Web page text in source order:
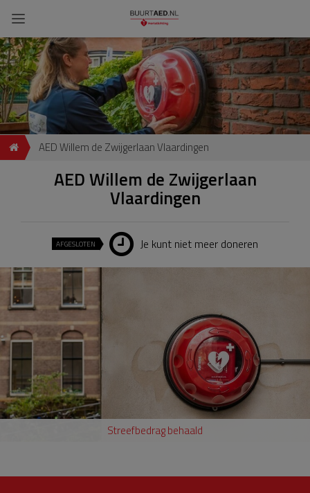
AED Willem de Zwijgerlaan Vlaardingen
AED Willem de Zwijgerlaan
Vlaardingen
AFGESLOTEN Je kunt niet meer doneren
Streefbedrag behaald